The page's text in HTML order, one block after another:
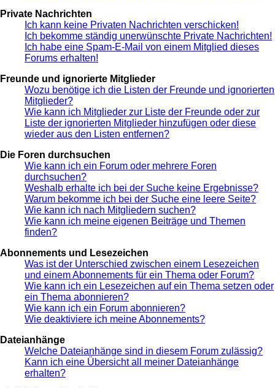
Private Nachrichten
Ich kann keine Privaten Nachrichten verschicken!
Ich bekomme ständig unerwünschte Private Nachrichten!
Ich habe eine Spam-E-Mail von einem Mitglied dieses
Forums erhalten!
Freunde und ignorierte Mitglieder
Wozu benötige ich die Listen der Freunde und ignorierten
Mitglieder?
Wie kann ich Mitglieder zur Liste der Freunde oder zur
Liste der ignorierten Mitglieder hinzufügen oder diese
wieder aus den Listen entfernen?
Die Foren durchsuchen
Wie kann ich ein Forum oder mehrere Foren
durchsuchen?
Weshalb erhalte ich bei der Suche keine Ergebnisse?
Warum bekomme ich bei der Suche eine leere Seite?
Wie kann ich nach Mitgliedern suchen?
Wie kann ich meine eigenen Beiträge und Themen
finden?
Abonnements und Lesezeichen
Was ist der Unterschied zwischen einem Lesezeichen
und einem Abonnements für ein Thema oder Forum?
Wie kann ich ein Lesezeichen auf ein Thema setzen oder
ein Thema abonnieren?
Wie kann ich ein Forum abonnieren?
Wie deaktiviere ich meine Abonnements?
Dateianhänge
Welche Dateianhänge sind in diesem Forum zulässig?
Kann ich eine Übersicht all meiner Dateianhänge
erhalten?